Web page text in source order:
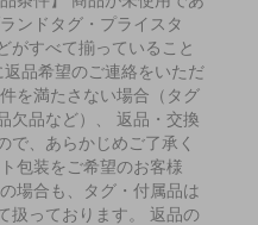
ンドタグ・プライスタ
がすべて揃っていること
品希望のご連絡をいただ
を満たさない場合（タグ
欠品など）、 返品・交換
で、あらかじめご了承く
包装をご希望のお客様
場合も、タグ・付属品は
扱っております。 返品の